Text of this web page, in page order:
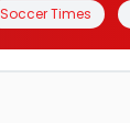
Soccer Times